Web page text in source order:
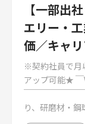
【一部出
エリー・
価／キャ
※契約社員で月
アップ可能★ ￣
￣￣￣￣￣￣
り、研磨材・